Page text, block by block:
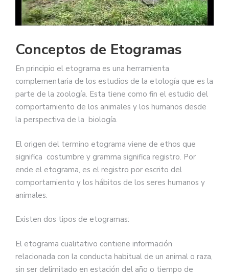
Conceptos de Etogramas
En principio el etograma es una herramienta
complementaria de los estudios de la etología que es la
parte de la zoología. Esta tiene como fin el estudio del
comportamiento de los animales y los humanos desde
la perspectiva de la biología.
El origen del termino etograma viene de ethos que
significa costumbre y gramma significa registro. Por
ende el etograma, es el registro por escrito del
comportamiento y los hábitos de los seres humanos y
animales.
Existen dos tipos de etogramas:
El etograma cualitativo contiene información
relacionada con la conducta habitual de un animal o raza,
sin ser delimitado en estación del año o tiempo de